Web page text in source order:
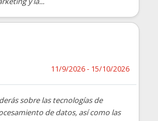
11/9/2026 - 15/10/2026
sobre las tecnologías de
de datos, así como las